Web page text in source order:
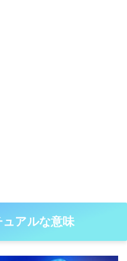
アルな意味